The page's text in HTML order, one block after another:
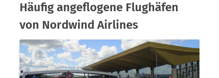
Häufig angeflogene Flughäfen
von Nordwind Airlines